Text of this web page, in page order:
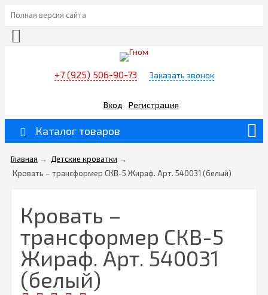
Полная версия сайта
+7 (925) 506-90-73 Заказать звонок
Вход Регистрация
Каталог товаров
Главная → Детские кроватки →
Кровать – трансформер СКВ-5 Жираф. Арт. 540031 (белый)
Кровать –
трансформер СКВ-5
Жираф. Арт. 540031
(белый)